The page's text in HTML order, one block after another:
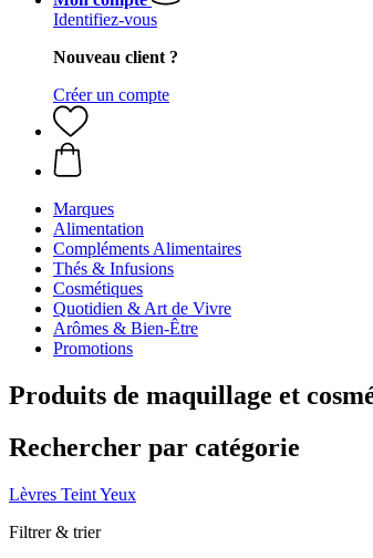
Identifiez-vous
Nouveau client ?
Créer un compte
Marques
Alimentation
Compléments Alimentaires
Thés & Infusions
Cosmétiques
Quotidien & Art de Vivre
Arômes & Bien-Être
Promotions
Produits de maquillage et
Rechercher par catégorie
Lèvres TeintYeux
Filtrer & trier